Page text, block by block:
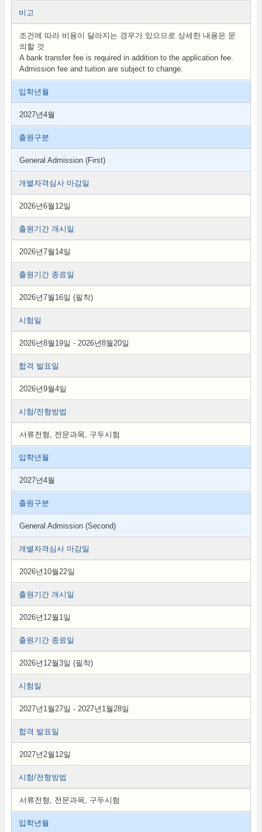
비고
조건에 따라 비용이 달라지는 경우가 있으므로 상세한 내용은 문
의할 것
A bank transfer fee is required in addition to the application fee.
Admission fee and tuition are subject to change.
입학년월
2027년4월
출원구분
General Admission (First)
개별자격심사 마감일
2026년6월12일
출원기간 개시일
2026년7월14일
출원기간 종료일
2026년7월16일 (필착)
시험일
2026년8월19일 - 2026년8월20일
합격 발표일
2026년9월4일
시험/전형방법
서류전형, 전문과목, 구두시험
입학년월
2027년4월
출원구분
General Admission (Second)
개별자격심사 마감일
2026년10월22일
출원기간 개시일
2026년12월1일
출원기간 종료일
2026년12월3일 (필착)
시험일
2027년1월27일 - 2027년1월28일
합격 발표일
2027년2월12일
시험/전형방법
서류전형, 전문과목, 구두시험
입학년월